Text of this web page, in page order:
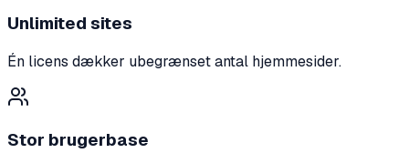
Unlimited sites
Én licens dækker ubegrænset antal hjemmesider.
Stor brugerbase